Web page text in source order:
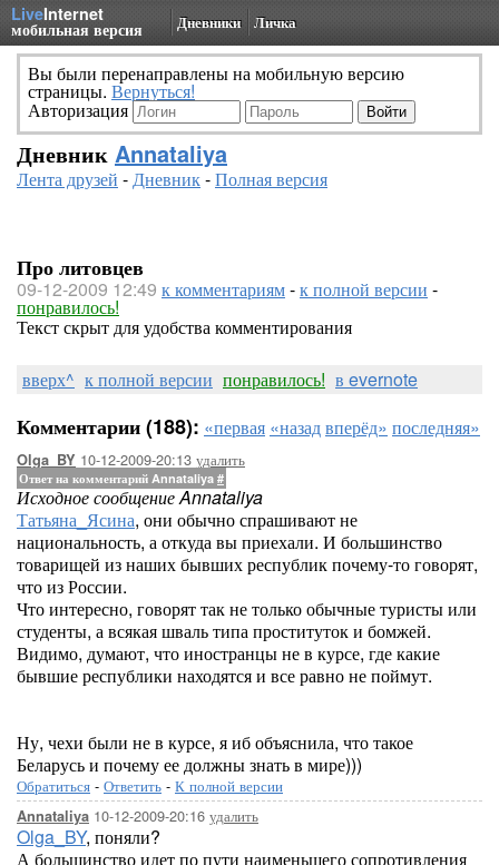
LiveInternet
мобильная версия Дневники Личка
Вы были перенаправлены на мобильную версию
страницы. Вернуться!
Авторизация
Дневник Annataliya
Лента друзей -Дневник-Полная версия
Про литовцев
09-12-2009 12:49 к комментариям-к полной версии -
понравилось!
Текст скрыт для удобства комментирования
вверх^ к полной версии понравилось! в evernote
Комментарии (188): «первая «назадвперёд» последняя»
Olga_BY 10-12-2009-20:13 удалить
Ответ на комментарий Annataliya #
Исходное сообщение Annataliya
Татьяна_Ясина, они обычно спрашивают не
национальность, а откуда вы приехали. И большинство
товарищей из наших бывших республик почему-то говорят,
что из России.
Что интересно, говорят так не только обычные туристы или
студенты, а всякая шваль типа проституток и бомжей.
Видимо, думают, что иностранцы не в курсе, где какие
бывшие республики находятся и все равно не поймут.
Ну, чехи были не в курсе, я иб объяснила, что такое
Беларусь и почему ее должны знать в мире)))
Обратиться - Ответить - К полной версии
Annataliya 10-12-2009-20:16 удалить
Olga_BY, поняли?
А большинство идет по пути наименьшего сопротивления